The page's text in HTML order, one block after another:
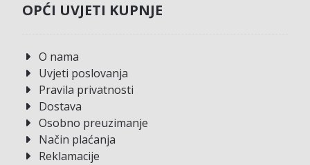
OPĆI UVJETI KUPNJE
O nama
Uvjeti poslovanja
Pravila privatnosti
Dostava
Osobno preuzimanje
Način plaćanja
Reklamacije